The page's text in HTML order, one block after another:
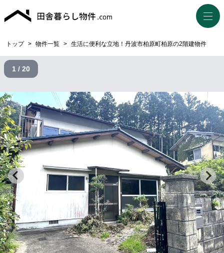
トップ > 物件一覧 > 生活に便利な立地！丹波市柏原町柏原の2階建物件
1 / 20